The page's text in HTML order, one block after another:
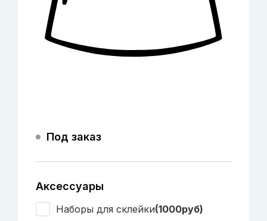
Под заказ
Аксессуары
Наборы для склейки(1000руб)